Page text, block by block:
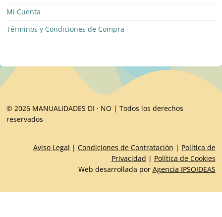
Mi Cuenta
Términos y Condiciones de Compra
© 2026 MANUALIDADES DI · NO | Todos los derechos
reservados
Aviso Legal | Condiciones de Contratación | Política de
Privacidad | Política de Cookies
Web desarrollada por Agencia IPSOIDEAS